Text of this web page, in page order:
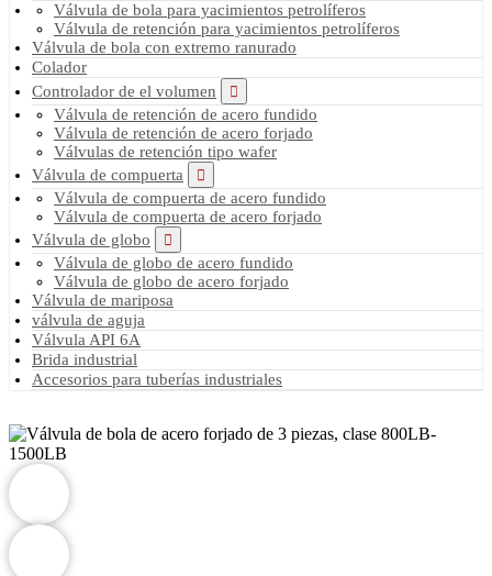
Válvula de bola para yacimientos petrolíferos
Válvula de retención para yacimientos petrolíferos
Válvula de bola con extremo ranurado
Colador
Controlador de el volumen
Válvula de retención de acero fundido
Válvula de retención de acero forjado
Válvulas de retención tipo wafer
Válvula de compuerta
Válvula de compuerta de acero fundido
Válvula de compuerta de acero forjado
Válvula de globo
Válvula de globo de acero fundido
Válvula de globo de acero forjado
Válvula de mariposa
válvula de aguja
Válvula API 6A
Brida industrial
Accesorios para tuberías industriales